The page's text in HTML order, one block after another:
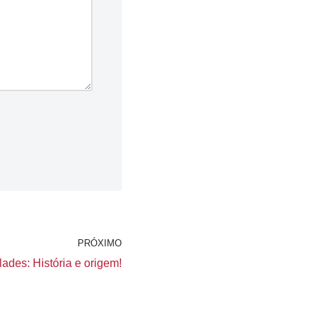
PRÓXIMO
História e origem!